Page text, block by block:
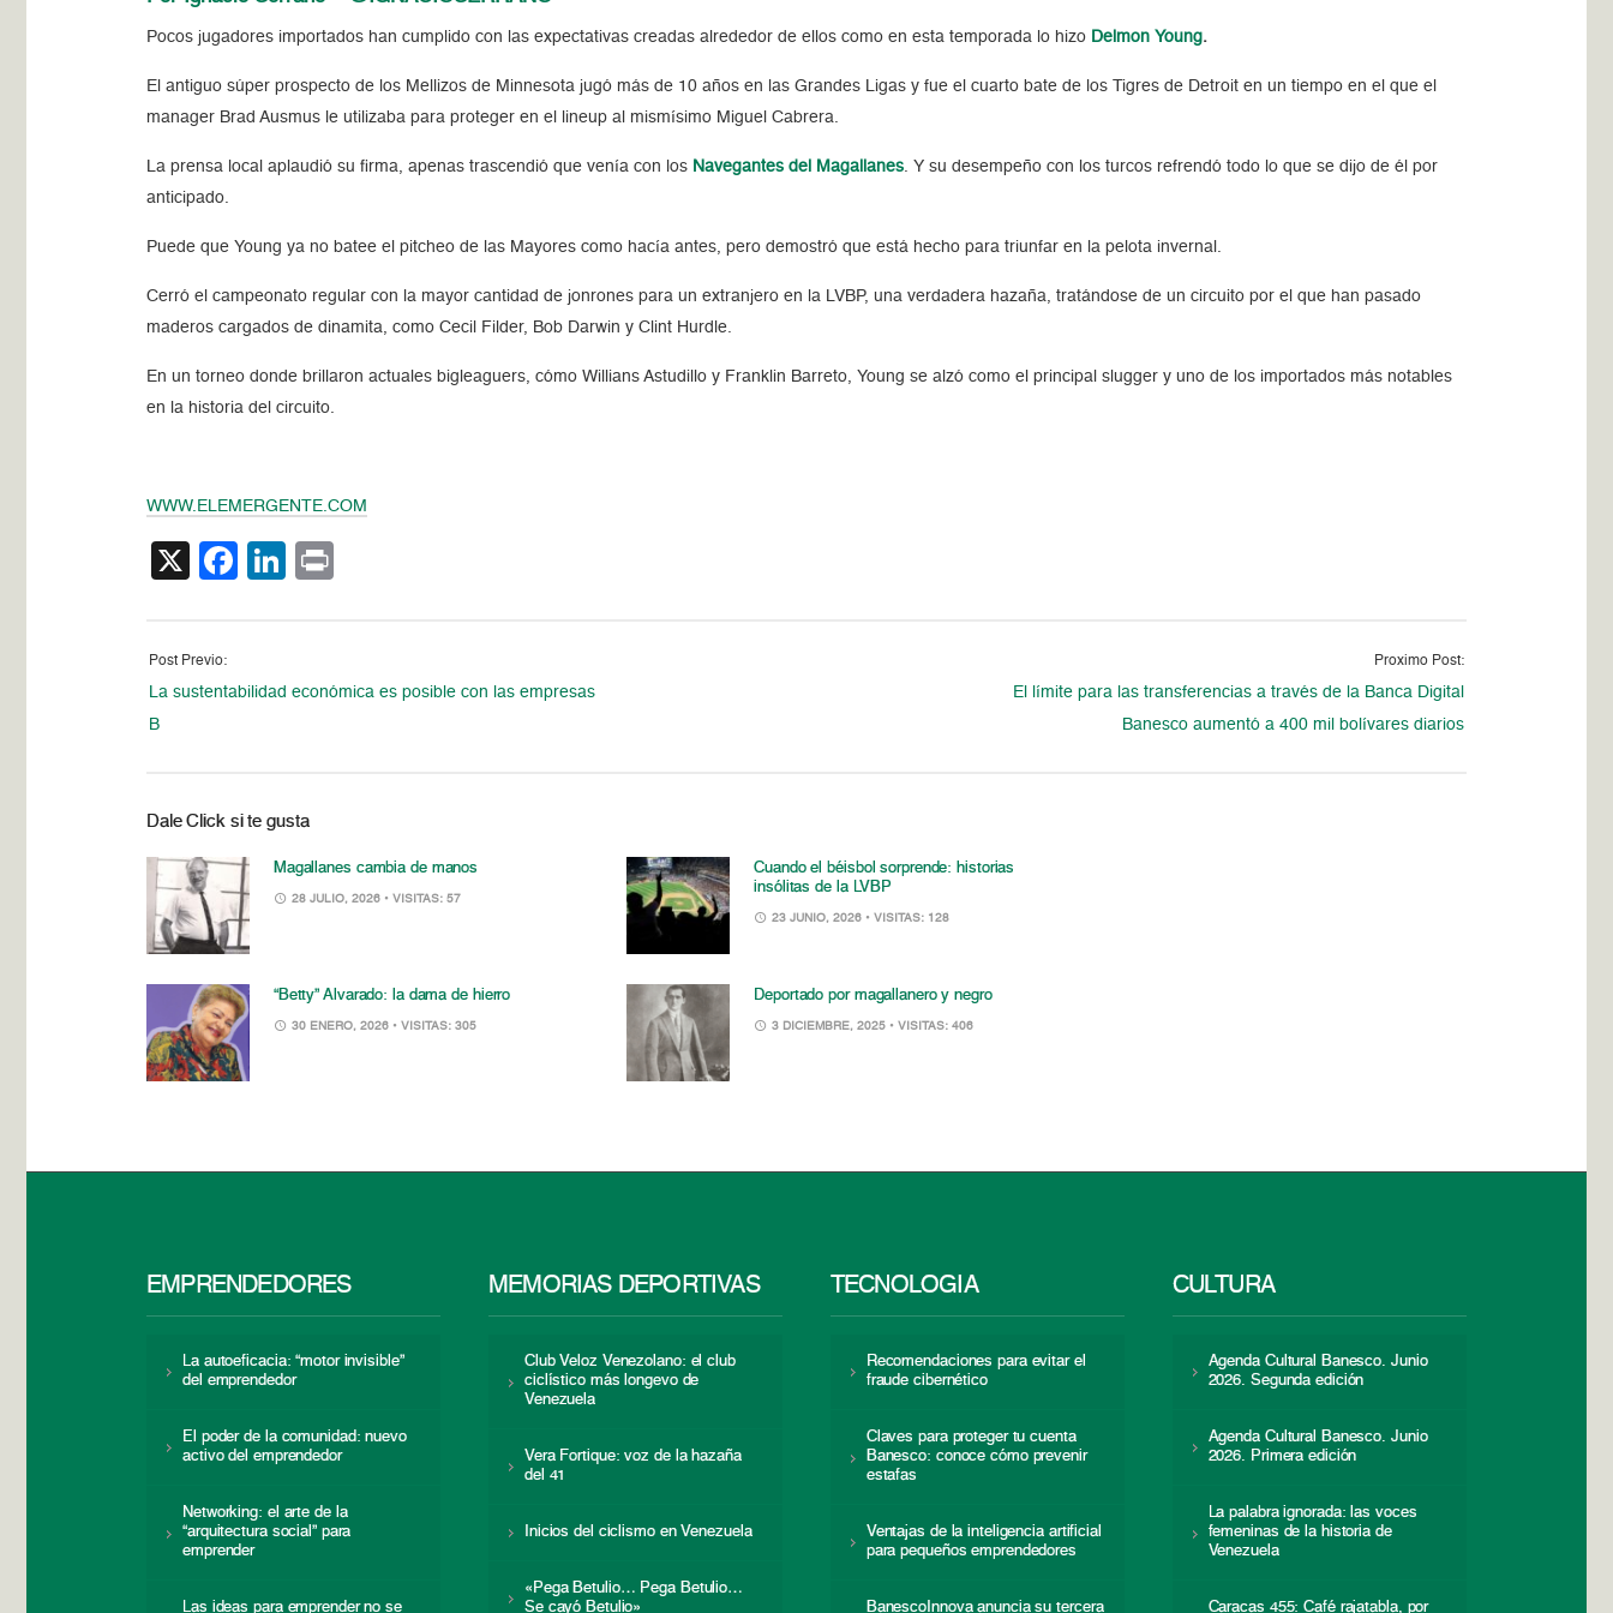
Pocos jugadores importados han cumplido con las expectativas creadas alrededor de ellos como en esta temporada lo hizo Delmon Young.
El antiguo súper prospecto de los Mellizos de Minnesota jugó más de 10 años en las Grandes Ligas y fue el cuarto bate de los Tigres de Detroit en un tiempo en el que el
manager Brad Ausmus le utilizaba para proteger en el lineup al mismísimo Miguel Cabrera.
La prensa local aplaudió su firma, apenas trascendió que venía con los Navegantes del Magallanes . Y su desempeño con los turcos refrendó todo lo que se dijo de él por
anticipado.
Puede que Young ya no batee el pitcheo de las Mayores como hacía antes, pero demostró que está hecho para triunfar en la pelota invernal.
Cerró el campeonato regular con la mayor cantidad de jonrones para un extranjero en la LVBP, una verdadera hazaña, tratándose de un circuito por el que han pasado
maderos cargados de dinamita, como Cecil Filder, Bob Darwin y Clint Hurdle.
En un torneo donde brillaron actuales bigleaguers, cómo Willians Astudillo y Franklin Barreto, Young se alzó como el principal slugger y uno de los importados más notables
en la historia del circuito.
WWW.ELEMERGENTE.COM
X Facebook
LinkedIn
Post Previo:
La sustentabilidad económica es posible con las empresas
B
Proximo Post:
El límite para las transferencias a través de la Banca Digital
Banesco aumentó a 400 mil bolívares diarios
Dale Click si te gusta
Magallanes cambia de manos
28 JULIO, 2026 • VISITAS: 57
Cuando el béisbol sorprende: historias
insólitas de la LVBP
23 JUNIO, 2026 • VISITAS: 128
“Betty” Alvarado: la dama de hierro
30 ENERO, 2026 • VISITAS: 305
Deportado por magallanero y negro
3 DICIEMBRE, 2025 • VISITAS: 406
EMPRENDEDORES
La autoeficacia: “motor invisible”
del emprendedor
El poder de la comunidad: nuevo
activo del emprendedor
Networking: el arte de la
“arquitectura social” para
emprender
Las ideas para emprender no se
MEMORIAS DEPORTIVAS
Club Veloz Venezolano: el club
ciclístico más longevo de
Venezuela
Vera Fortique: voz de la hazaña
del 41
Inicios del ciclismo en Venezuela
«Pega Betulio… Pega Betulio…
Se cayó Betulio»
TECNOLOGÍA
Recomendaciones para evitar el
fraude cibernético
Claves para proteger tu cuenta
Banesco: conoce cómo prevenir
estafas
Ventajas de la inteligencia artificial
para pequeños emprendedores
BanescoInnova anuncia su tercera
CULTURA
Agenda Cultural Banesco. Junio
2026. Segunda edición
Agenda Cultural Banesco. Junio
2026. Primera edición
La palabra ignorada: las voces
femeninas de la historia de
Venezuela
Caracas 455: Café rajatabla, por